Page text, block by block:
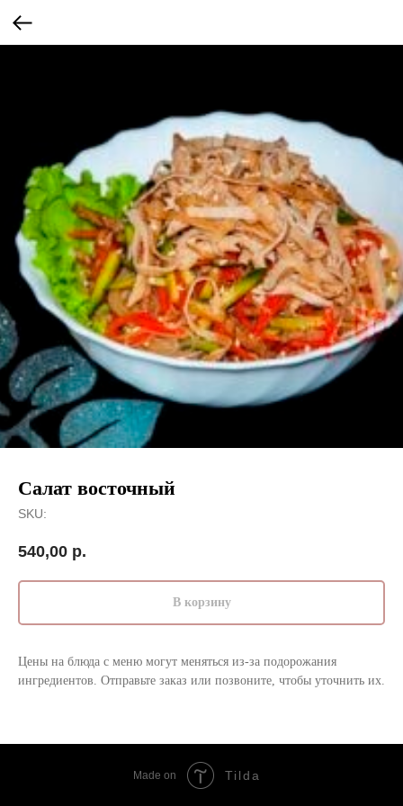
Салат восточный
SKU:
540,00 р.
В корзину
Цены на блюда с меню могут меняться из-за подорожания
ингредиентов. Отправьте заказ или позвоните, чтобы уточнить их.
Made on Tilda